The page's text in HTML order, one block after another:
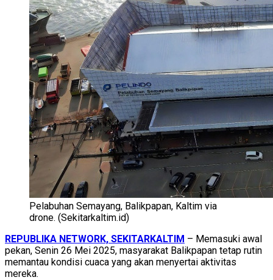
Pelabuhan Semayang, Balikpapan, Kaltim via
drone. (Sekitarkaltim.id)
REPUBLIKA NETWORK, SEKITARKALTIM – Memasuki awal
pekan, Senin 26 Mei 2025, masyarakat Balikpapan tetap rutin
memantau kondisi cuaca yang akan menyertai aktivitas
mereka.